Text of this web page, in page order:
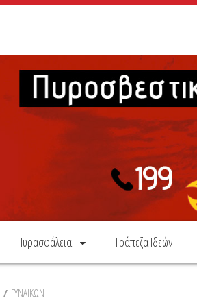
Πυρασφάλεια Τράπεζα Ιδεών
/ ΓΥΝΑΙΚΩΝ